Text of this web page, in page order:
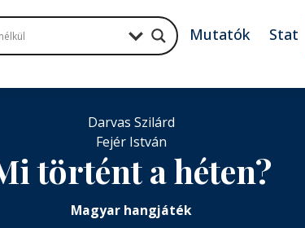
Mutatók Stat
Darvas Szilárd
Fejér István
történt a héten?
Magyar hangjáték